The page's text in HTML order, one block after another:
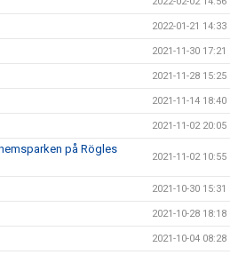
2022-01-21 14:33
2021-11-30 17:21
2021-11-28 15:25
2021-11-14 18:40
2021-11-02 20:05
på Rögles
2021-11-02 10:55
2021-10-30 15:31
2021-10-28 18:18
2021-10-04 08:28